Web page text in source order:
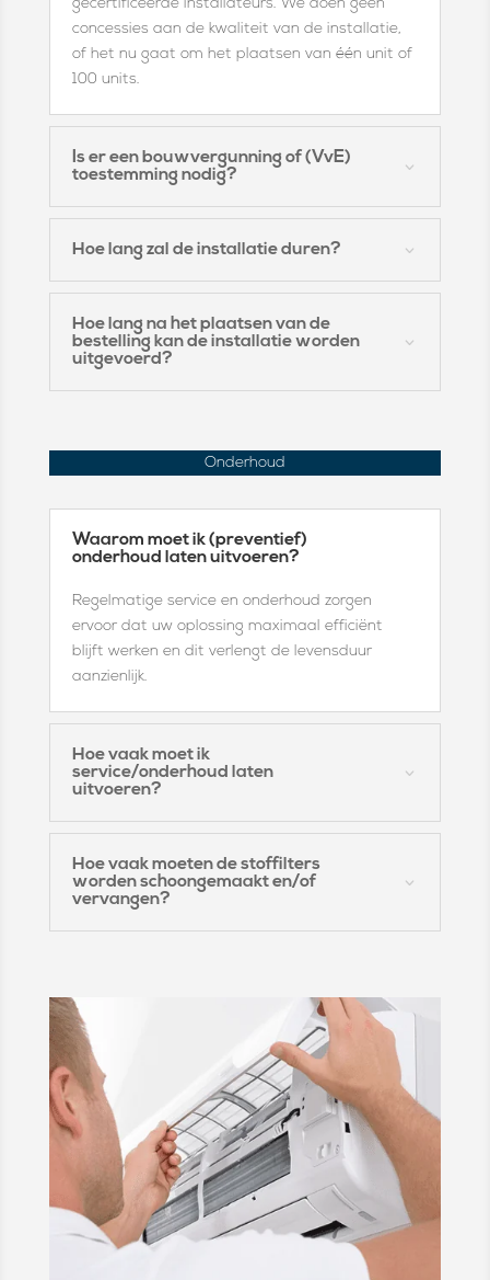
gecertificeerde installateurs. We doen geen
concessies aan de kwaliteit van de installatie,
of het nu gaat om het plaatsen van één unit of
100 units.
Is er een bouwvergunning of (VvE)
toestemming nodig?
Hoe lang zal de installatie duren?
Hoe lang na het plaatsen van de
bestelling kan de installatie worden
uitgevoerd?
Onderhoud
Waarom moet ik (preventief)
onderhoud laten uitvoeren?
Regelmatige service en onderhoud zorgen
ervoor dat uw oplossing maximaal efficiënt
blijft werken en dit verlengt de levensduur
aanzienlijk.
Hoe vaak moet ik
service/onderhoud laten
uitvoeren?
Hoe vaak moeten de stoffilters
worden schoongemaakt en/of
vervangen?